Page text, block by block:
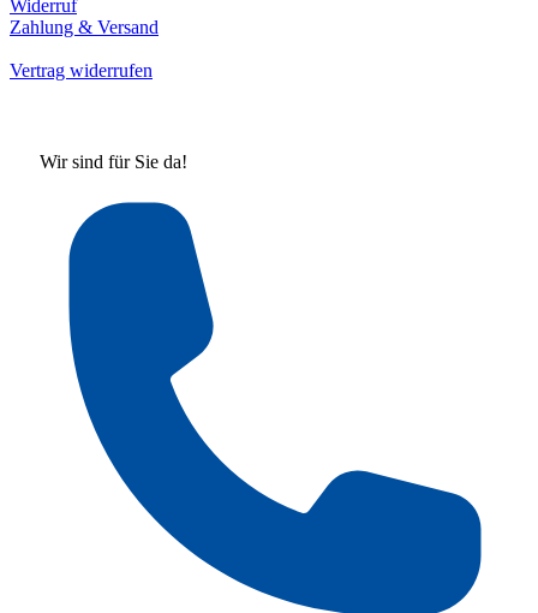
Widerruf
Zahlung & Versand
Vertrag widerrufen
Wir sind für Sie da!